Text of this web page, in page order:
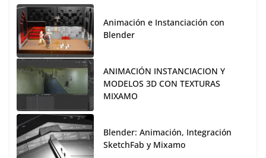
Animación e Instanciación con
Blender
ANIMACIÓN INSTANCIACION Y
MODELOS 3D CON TEXTURAS
MIXAMO
Blender: Animación, Integración
SketchFab y Mixamo